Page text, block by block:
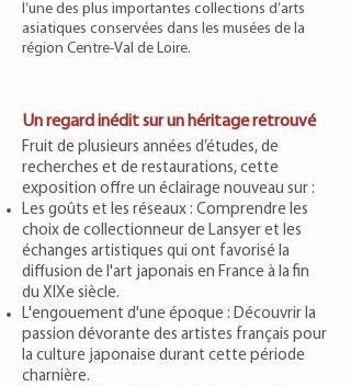
l’une des plus importantes collections d’arts
asiatiques conservées dans les musées de la
région Centre-Val de Loire.
Un regard inédit sur un héritage retrouvé
Fruit de plusieurs années d’études, de
recherches et de restaurations, cette
exposition offre un éclairage nouveau sur :
Les goûts et les réseaux : Comprendre les
choix de collectionneur de Lansyer et les
échanges artistiques qui ont favorisé la
diffusion de l'art japonais en France à la fin
du XIXe siècle.
L'engouement d'une époque : Découvrir la
passion dévorante des artistes français pour
la culture japonaise durant cette période
charnière.